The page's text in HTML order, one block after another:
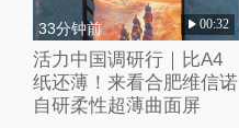
33分钟前 00:32
活力中国调研行｜比A4
纸还薄！来看合肥维信诺
自研柔性超薄曲面屏